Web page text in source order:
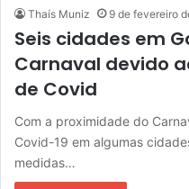
Thaís Muniz 9 de fevereiro
Seis cidades em
Carnaval devido
de Covid
Com a proximidade do
Covid-19 em algumas
medidas…